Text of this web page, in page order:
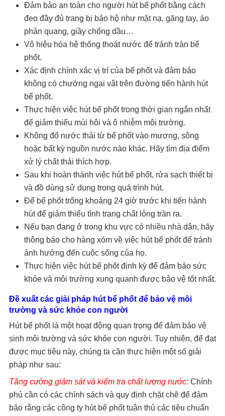
Đảm bảo an toàn cho người hút bể phốt bằng cách
đeo đầy đủ trang bị bảo hộ như mặt nạ, găng tay, áo
phản quang, giầy chống dầu…
Vô hiệu hóa hệ thống thoát nước để tránh tràn bể
phốt.
Xác định chính xác vị trí của bể phốt và đảm bảo
không có chướng ngại vật trên đường tiến hành hút
bể phốt.
Thực hiện việc hút bể phốt trong thời gian ngắn nhất
để giảm thiểu mùi hôi và ô nhiễm môi trường.
Không đổ nước thải từ bể phốt vào mương, sông
hoặc bất kỳ nguồn nước nào khác. Hãy tìm địa điểm
xử lý chất thải thích hợp.
Sau khi hoàn thành việc hút bể phốt, rửa sạch thiết bị
và đồ dùng sử dụng trong quá trình hút.
Để bể phốt trống khoảng 24 giờ trước khi tiến hành
hút để giảm thiểu tình trạng chất lỏng tràn ra.
Nếu bạn đang ở trong khu vực có nhiều nhà dân, hãy
thông báo cho hàng xóm về việc hút bể phốt để tránh
ảnh hưởng đến cuộc sống của họ.
Thực hiện việc hút bể phốt định kỳ để đảm bảo sức
khỏe và môi trường xung quanh được bảo vệ tốt nhất.
Đề xuất các giải pháp hút bể phốt để bảo vệ môi
trường và sức khỏe con người
Hút bể phốt là một hoạt động quan trọng để đảm bảo vệ
sinh môi trường và sức khỏe con người. Tuy nhiên, để đạt
được mục tiêu này, chúng ta cần thực hiện một số giải
pháp như sau:
Tăng cường giám sát và kiểm tra chất lượng nước:Chính
phủ cần có các chính sách và quy định chặt chẽ để đảm
bảo rằng các công ty hút bể phốt tuân thủ các tiêu chuẩn